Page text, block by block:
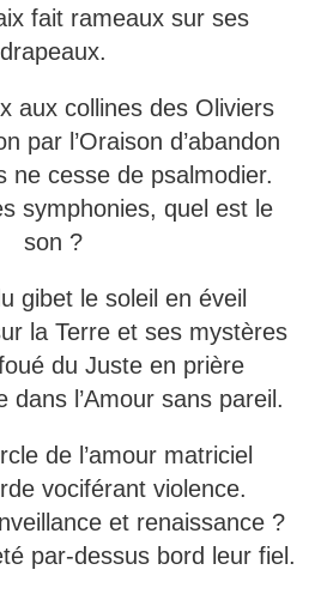
fait rameaux sur ses
drapeaux.
aux collines des Oliviers
par l’Oraison d’abandon
ne cesse de psalmodier.
symphonies, quel est le
son ?
gibet le soleil en éveil
la Terre et ses mystères
du Juste en prière
dans l’Amour sans pareil.
de l’amour matriciel
vociférant violence.
et renaissance ?
par-dessus bord leur fiel.